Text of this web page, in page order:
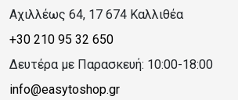
Αχιλλέως 64, 17 674 Καλλιθέα
+30 210 95 32 650
Δευτέρα με Παρασκευή: 10:00-18:00
info@easytoshop.gr